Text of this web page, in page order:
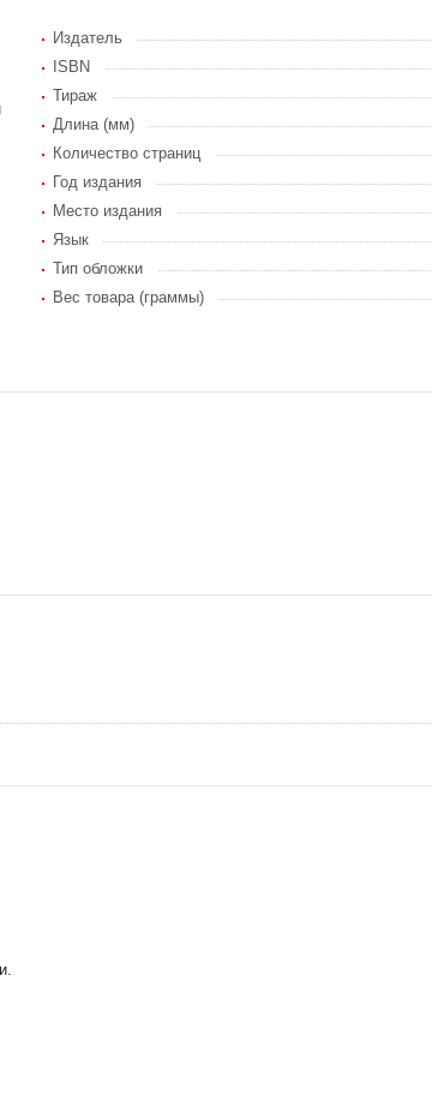
Издатель
ISBN
Тираж
Длина (мм)
Количество страниц
Год издания
Место издания
Язык
Тип обложки
Вес товара (граммы)